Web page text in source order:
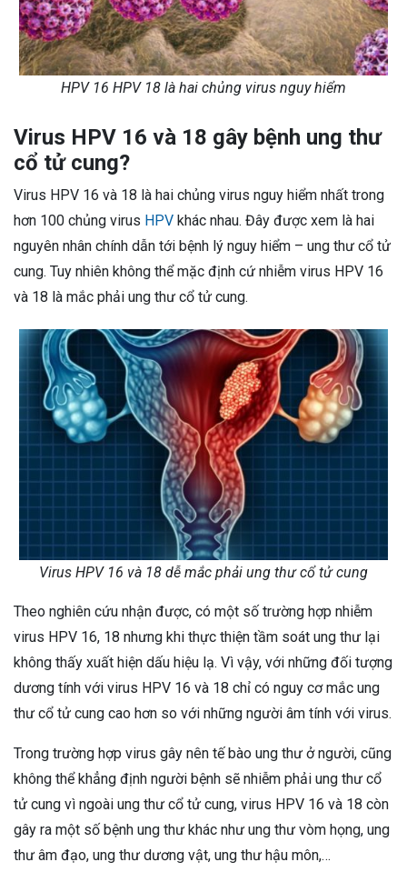
HPV 16 HPV 18 là hai chủng virus nguy hiểm
Virus HPV 16 và 18 gây bệnh ung thư
cổ tử cung?
Virus HPV 16 và 18 là hai chủng virus nguy hiểm nhất trong
hơn 100 chủng virus HPV khác nhau. Đây được xem là hai
nguyên nhân chính dẫn tới bệnh lý nguy hiểm – ung thư cổ tử
cung. Tuy nhiên không thể mặc định cứ nhiễm virus HPV 16
và 18 là mắc phải ung thư cổ tử cung.
Virus HPV 16 và 18 dễ mắc phải ung thư cổ tử cung
Theo nghiên cứu nhận được, có một số trường hợp nhiễm
virus HPV 16, 18 nhưng khi thực thiện tầm soát ung thư lại
không thấy xuất hiện dấu hiệu lạ. Vì vậy, với những đối tượng
dương tính với virus HPV 16 và 18 chỉ có nguy cơ mắc ung
thư cổ tử cung cao hơn so với những người âm tính với virus.
Trong trường hợp virus gây nên tế bào ung thư ở người, cũng
không thể khẳng định người bệnh sẽ nhiễm phải ung thư cổ
tử cung vì ngoài ung thư cổ tử cung, virus HPV 16 và 18 còn
gây ra một số bệnh ung thư khác như ung thư vòm họng, ung
thư âm đạo, ung thư dương vật, ung thư hậu môn,…